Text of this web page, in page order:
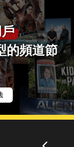
的頻道節